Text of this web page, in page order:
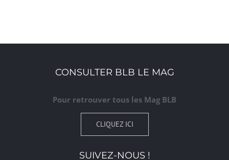
CONSULTER BLB LE MAG
Pour retrouver tous les Mag BLB
CLIQUEZ ICI
SUIVEZ-NOUS !